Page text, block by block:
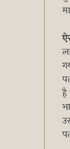
है